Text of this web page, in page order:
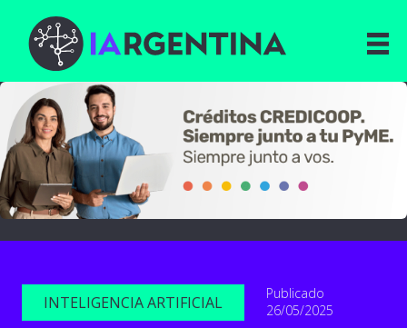
INTELIGENCIA ARTIFICIAL
Publicado
26/05/2025